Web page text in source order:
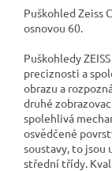
Puškohled Zeiss
osnovou 60.
Puškohledy
preciznosti a
obrazu a
druhé
spolehlivá
osvědčené
soustavy, to jsou
střední třídy.